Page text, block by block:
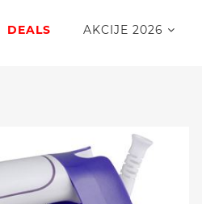
DEALS AKCIJE 2026